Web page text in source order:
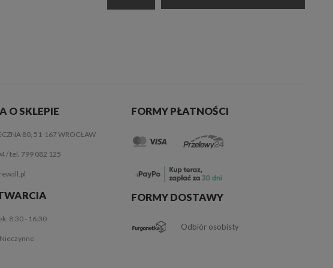
O SKLEPIE
80, 51-167 WROCŁAW
/tel. 799 082 125
8:30 - 16:30
FORMY PŁATNOŚCI
FORMY DOSTAWY
Odbiór osobisty